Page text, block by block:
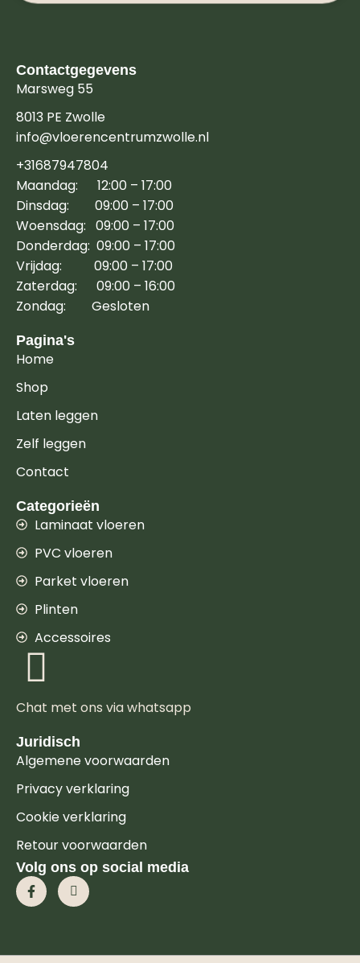
Contactgegevens
Marsweg 55
8013 PE Zwolle
info@vloerencentrumzwolle.nl
+31687947804
Maandag: 12:00 – 17:00
Dinsdag: 09:00 – 17:00
Woensdag: 09:00 – 17:00
Donderdag: 09:00 – 17:00
Vrijdag: 09:00 – 17:00
Zaterdag: 09:00 – 16:00
Zondag: Gesloten
Pagina's
Home
Shop
Laten leggen
Zelf leggen
Contact
Categorieën
Laminaat vloeren
PVC vloeren
Parket vloeren
Plinten
Accessoires
Chat met ons via whatsapp
Juridisch
Algemene voorwaarden
Privacy verklaring
Cookie verklaring
Retour voorwaarden
Volg ons op social media